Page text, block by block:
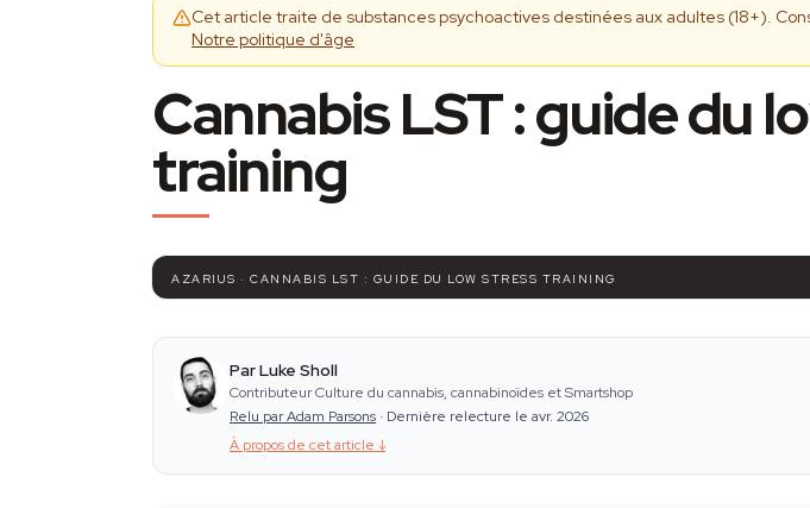
Cet article traite de substances psychoactives destinées aux adultes (18+).
Notre politique d'âge
Cannabis LST : guide du
training
AZARIUS · CANNABIS LST : GUIDE DU LOW STRESS TRAINING
Par Luke Sholl
Contributeur Culture du cannabis, cannabinoïdes et Smartshop
Relu par Adam Parsons · Dernière relecture le avr. 2026
À propos de cet article ↓